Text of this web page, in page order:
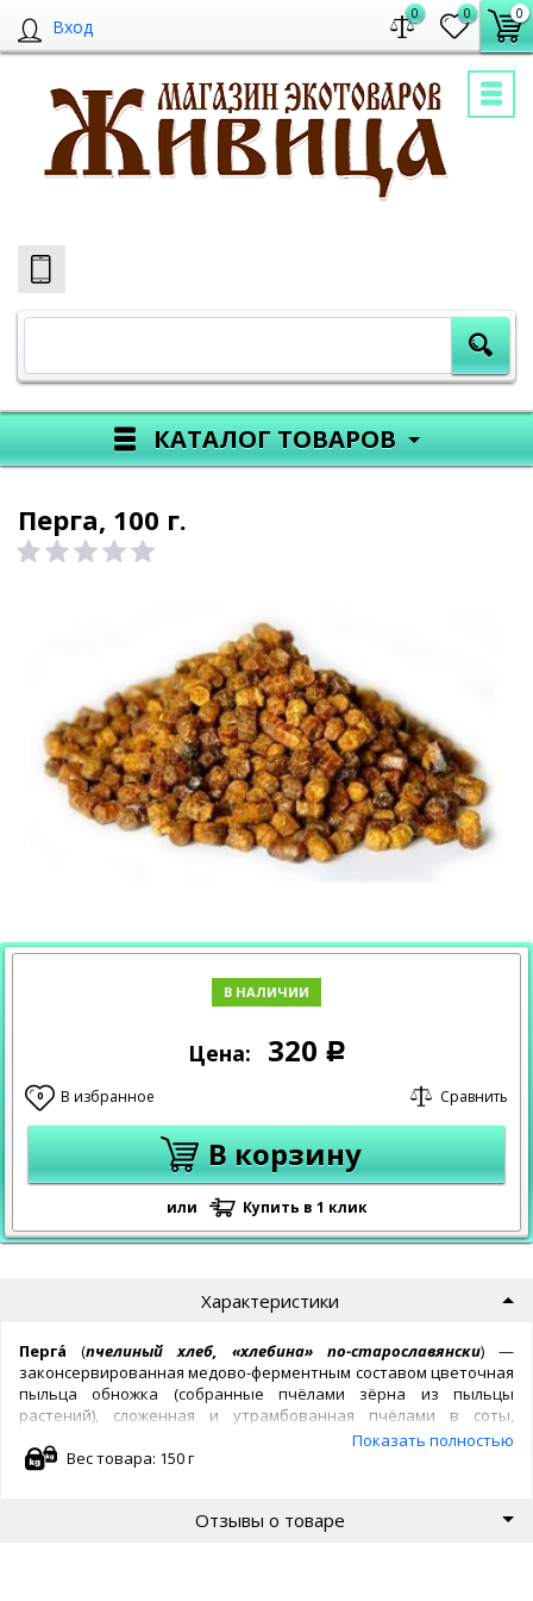
Вход
0 0 0
КАТАЛОГ ТОВАРОВ
Перга, 100 г.
В НАЛИЧИИ
Цена: 320 Р
0 В избранное Сравнить
В корзину
или Купить в 1 клик
Характеристики
Перга́ (пчелиный хлеб, «хлебина» по-старославянски) —
законсервированная медово-ферментным составом цветочная
пыльца обножка (собранные пчёлами зёрна из пыльцы
растений), сложенная и утрамбованная пчёлами в соты,
прошедшая процесс проращивания пыльцевых зёрен и
законсервированная молочнокислым брожением.
открытых пыльников при влезании пчелы в цветок или
Показать полностью
Вес товара: 150 г
Отзывы о товаре